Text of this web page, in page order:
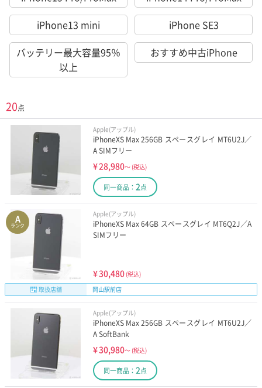
iPhone13 mini
iPhone SE3
バッテリー最大容量95％
以上
おすすめ中古iPhone
20点
Apple(アップル)
iPhoneXS Max 256GB スペースグレイ MT6U2J／
A SIMフリー
¥28,980～ (税込)
同一商品： 2点
A
ランク
Apple(アップル)
iPhoneXS Max 64GB スペースグレイ MT6Q2J／A
SIMフリー
¥30,480 (税込)
取扱店舗
岡山駅前店
Apple(アップル)
iPhoneXS Max 256GB スペースグレイ MT6U2J／
A SoftBank
¥30,980～ (税込)
同一商品： 2点